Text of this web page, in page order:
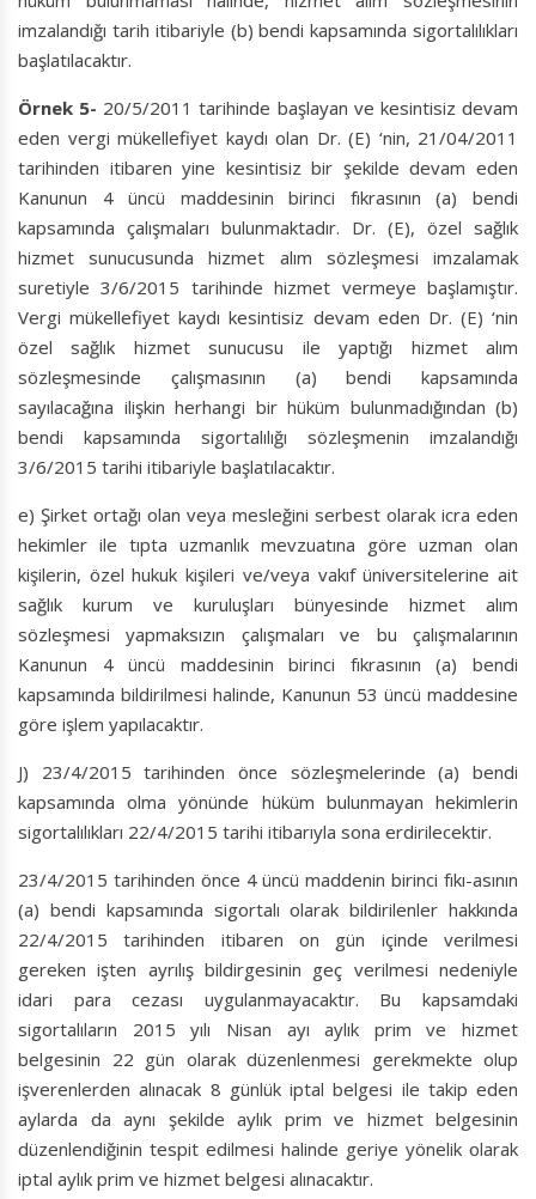
imzalandığı tarih itibariyle (b) bendi kapsamında sigortalılıkları
başlatılacaktır.
Örnek 5- 20/5/2011 tarihinde başlayan ve kesintisiz devam
eden vergi mükellefiyet kaydı olan Dr. (E) ‘nin, 21/04/2011
tarihinden itibaren yine kesintisiz bir şekilde devam eden
Kanunun 4 üncü maddesinin birinci fıkrasının (a) bendi
kapsamında çalışmaları bulunmaktadır. Dr. (E), özel sağlık
hizmet sunucusunda hizmet alım sözleşmesi imzalamak
suretiyle 3/6/2015 tarihinde hizmet vermeye başlamıştır.
Vergi mükellefiyet kaydı kesintisiz devam eden Dr. (E) ‘nin
özel sağlık hizmet sunucusu ile yaptığı hizmet alım
sözleşmesinde çalışmasının (a) bendi kapsamında
sayılacağına ilişkin herhangi bir hüküm bulunmadığından (b)
bendi kapsamında sigortalılığı sözleşmenin imzalandığı
3/6/2015 tarihi itibariyle başlatılacaktır.
e) Şirket ortağı olan veya mesleğini serbest olarak icra eden
hekimler ile tıpta uzmanlık mevzuatına göre uzman olan
kişilerin, özel hukuk kişileri ve/veya vakıf üniversitelerine ait
sağlık kurum ve kuruluşları bünyesinde hizmet alım
sözleşmesi yapmaksızın çalışmaları ve bu çalışmalarının
Kanunun 4 üncü maddesinin birinci fıkrasının (a) bendi
kapsamında bildirilmesi halinde, Kanunun 53 üncü maddesine
göre işlem yapılacaktır.
J) 23/4/2015 tarihinden önce sözleşmelerinde (a) bendi
kapsamında olma yönünde hüküm bulunmayan hekimlerin
sigortalılıkları 22/4/2015 tarihi itibarıyla sona erdirilecektir.
23/4/2015 tarihinden önce 4 üncü maddenin birinci fıkı-asının
(a) bendi kapsamında sigortalı olarak bildirilenler hakkında
22/4/2015 tarihinden itibaren on gün içinde verilmesi
gereken işten ayrılış bildirgesinin geç verilmesi nedeniyle
idari para cezası uygulanmayacaktır. Bu kapsamdaki
sigortalıların 2015 yılı Nisan ayı aylık prim ve hizmet
belgesinin 22 gün olarak düzenlenmesi gerekmekte olup
işverenlerden alınacak 8 günlük iptal belgesi ile takip eden
aylarda da aynı şekilde aylık prim ve hizmet belgesinin
düzenlendiğinin tespit edilmesi halinde geriye yönelik olarak
iptal aylık prim ve hizmet belgesi alınacaktır.